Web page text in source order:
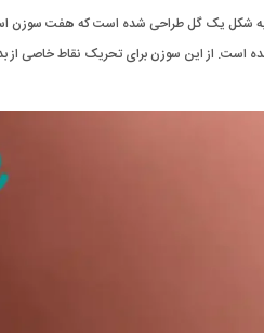
شکل یک گل طراحی شده است که هفت سوزن
چکش دارد متصل شده است. از این سوزن برای تحریک نقاط